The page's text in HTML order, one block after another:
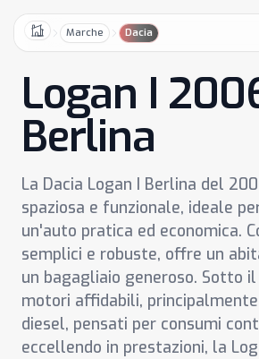
HomeMarche Dacia
Logan I
Berlina
La Dacia Logan I Berlina del
spaziosa e funzionale, ideale
un'auto pratica ed economica.
semplici e robuste, offre un
un bagagliaio generoso. Sotto
motori affidabili,
diesel, pensati per consumi
eccellendo in prestazioni, la